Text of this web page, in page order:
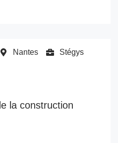
Nantes Stégys
la construction